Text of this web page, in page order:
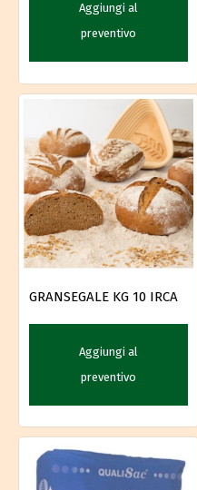
Aggiungi al
preventivo
GRANSEGALE KG 10 IRCA
Aggiungi al
preventivo